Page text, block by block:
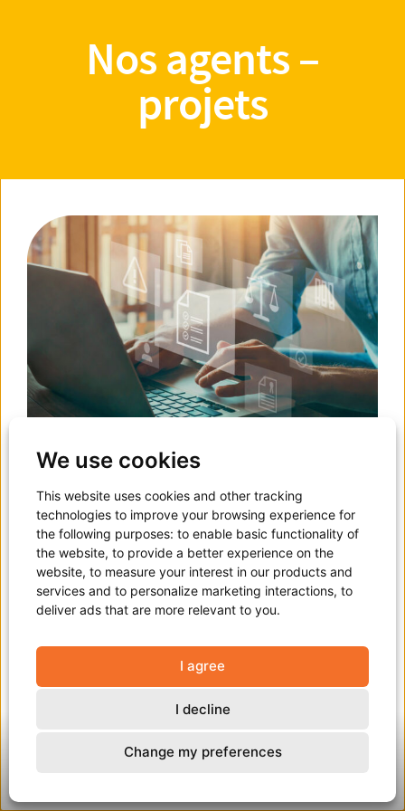
We use cookies
This website uses cookies and other tracking
technologies to improve your browsing experience for
the following purposes: to enable basic functionality of
the website, to provide a better experience on the
website, to measure your interest in our products and
services and to personalize marketing interactions, to
deliver ads that are more relevant to you.
I agree
I decline
Change my preferences
Nos agents –
projets
Contrôle interne
Au cours des derniers mois de l’année 2024, nous avons
redonné vie au contrôle interne (ou maîtrise
organisationnelle) de la CAPAC. En tant qu’organisation,
nous choisissons délibérément d’être orientés processus
objectifs stratégiques et opérationnels. Le « contrôle
interne » ne se réfère pas au contrôle en tant qu’«
inspection » ou « évaluation », mais plutôt au contrôle en
continu impliquant tous les niveaux de l’organisation.